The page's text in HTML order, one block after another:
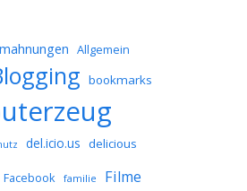
Allgemein
bookmarks
del.icio.us delicious
Facebook familie Filme